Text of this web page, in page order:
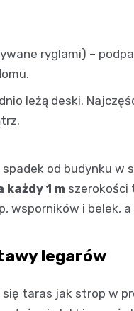
ryglami) –
leżą deski.
od budynku w
każdy 1 m szerokości
i belek, a
legarów
się taras jak strop w